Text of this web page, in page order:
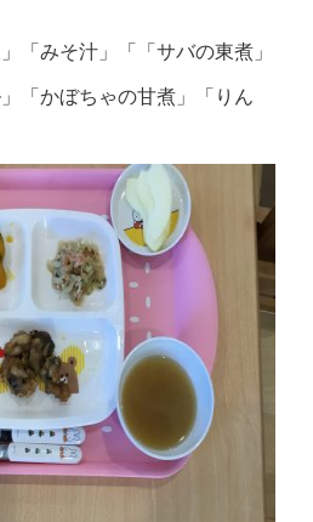
「みそ汁」「「サバの東煮」
「かぼちゃの甘煮」「りん